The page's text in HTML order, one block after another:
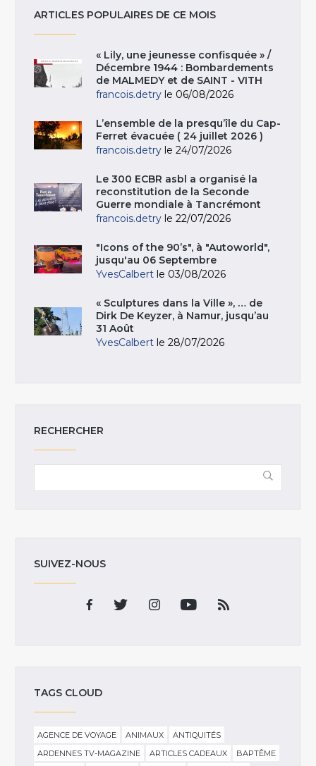
ARTICLES POPULAIRES DE CE MOIS
« Lily, une jeunesse confisquée » /
Décembre 1944 : Bombardements
de MALMEDY et de SAINT - VITH
francois.detry le 06/08/2026
L’ensemble de la presqu’île du Cap-
Ferret évacuée ( 24 juillet 2026 )
francois.detry le 24/07/2026
Le 300 ECBR asbl a organisé la
reconstitution de la Seconde
Guerre mondiale à Tancrémont
francois.detry le 22/07/2026
"Icons of the 90’s", à "Autoworld",
jusqu'au 06 Septembre
YvesCalbert le 03/08/2026
« Sculptures dans la Ville », … de
Dirk De Keyzer, à Namur, jusqu’au
31 Août
YvesCalbert le 28/07/2026
RECHERCHER
SUIVEZ-NOUS
TAGS CLOUD
AGENCE DE VOYAGE ANIMAUX
ANTIQUITÉS
ARDENNES TV-MAGAZINE
ARTICLES CADEAUX
BAPTÊME